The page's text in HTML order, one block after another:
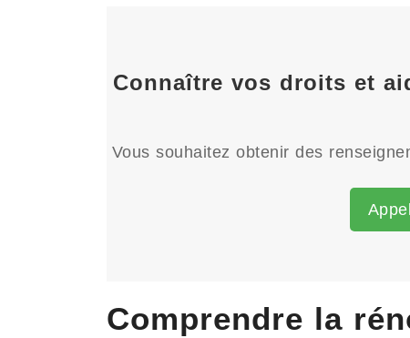
Connaître vos droits et
Vous souhaitez obtenir des
Comprendre la